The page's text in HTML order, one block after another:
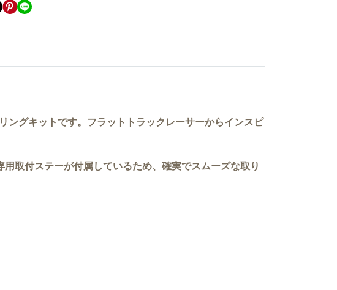
グキットです。フラットトラックレーサーからインスピ
取付ステーが付属しているため、確実でスムーズな取り